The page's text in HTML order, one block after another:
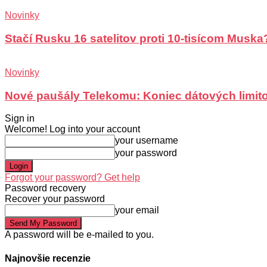
Novinky
Stačí Rusku 16 satelitov proti 10-tisícom
Novinky
Nové paušály Telekomu: Koniec dátových
Sign in
Welcome! Log into your account
your username
your password
Forgot your password? Get help
Password recovery
Recover your password
your email
A password will be e-mailed to you.
Najnovšie recenzie